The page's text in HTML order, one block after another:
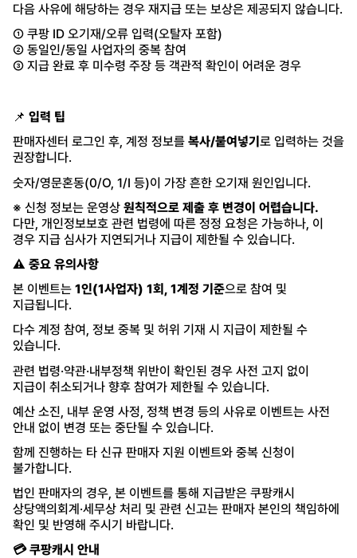
다음 사유에 해당하는 경우 재지급 또는 보상은 제공되지 않습니다.
① 쿠팡 ID 오기재/오류 입력(오탈자 포함)
② 동일인/동일 사업자의 중복 참여
③ 지급 완료 후 미수령 주장 등 객관적 확인이 어려운 경우
📌 입력 팁
판매자센터 로그인 후, 계정 정보를 복사/붙여넣기 로 입력하는 것을
권장합니다.
숫자/영문혼동(0/O, 1/I 등)이 가장 흔한 오기재 원인입니다.
※ 신청 정보는 운영상 원칙적으로 제출 후 변경이 어렵습니다.
다만, 개인정보보호 관련 법령에 따른 정정 요청은 가능하나, 이
경우 지급 심사가 지연되거나 지급이 제한될 수 있습니다.
⚠️ 중요 유의사항
본 이벤트는 1인(1사업자) 1회, 1계정 기준으로 참여 및
지급됩니다.
다수 계정 참여, 정보 중복 및 허위 기재 시 지급이 제한될 수
있습니다.
관련 법령·약관·내부정책 위반이 확인된 경우 사전 고지 없이
지급이 취소되거나 향후 참여가 제한될 수 있습니다.
예산 소진, 내부 운영 사정, 정책 변경 등의 사유로 이벤트는 사전
안내 없이 변경 또는 중단될 수 있습니다.
함께 진행하는 타 신규 판매자 지원 이벤트와 중복 신청이
불가합니다.
법인 판매자의 경우, 본 이벤트를 통해 지급받은 쿠팡캐시
상당액의회계·세무상 처리 및 관련 신고는 판매자 본인의 책임하에
확인 및 반영해 주시기 바랍니다.
💳 쿠팡캐시 안내